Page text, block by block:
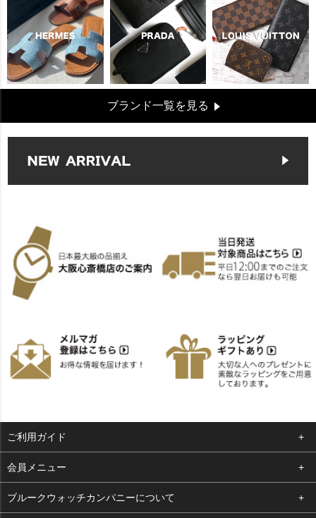
ブランド一覧を見る
ご利用ガイド
よくある質問
支払い・送料
会員メニュー
ログイン
ブルークウォッチカンパニーについて